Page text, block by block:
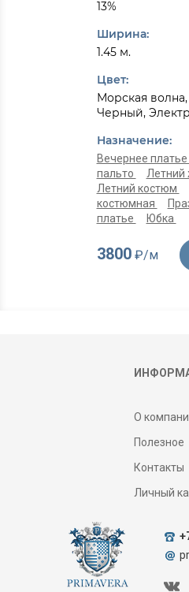
13%
Ширина:
1.45 м.
Цвет:
Морская
Черный,
Назначение:
Вечернее платье
пальто
Летний
Летний костюм
костюмная
платье
Юбка
3800₽/м
О
Полезное
Контакты
Личный